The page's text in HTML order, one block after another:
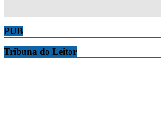
PUB
Tribuna do Leitor